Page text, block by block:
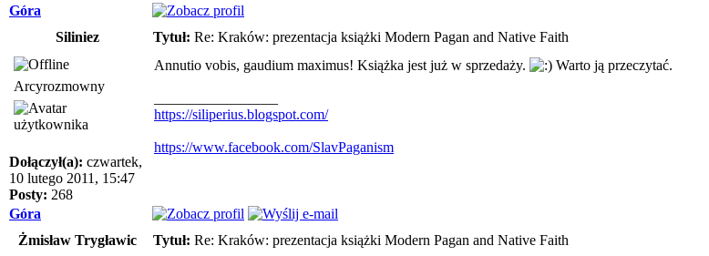
Góra
Siliniez
Tytuł: Re: Kraków: prezentacja książki Modern Pagan and Native Faith
Arcyrozmowny
Dołączył(a): czwartek,
10 lutego 2011, 15:47
Posty: 268
Annutio vobis, gaudium maximus! Książka jest już w sprzedaży. Warto ją przeczytać.
https://siliperius.blogspot.com/
https://www.facebook.com/SlavPaganism
Góra
Żmisław Trygławic
Tytuł: Re: Kraków: prezentacja książki Modern Pagan and Native Faith